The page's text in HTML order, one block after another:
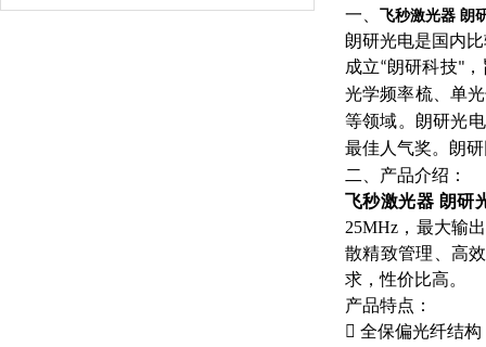
一、 飞秒激光器 朗
朗研光电是国内
成立“朗研科技"，
光学频率梳、单
等领域。朗研光
最佳人气奖。朗
二、产品介绍：
飞秒激光器 朗研
25MHz，最大输
散精致管理、高
求，性价比高。
产品特点：
 全保偏光纤结构